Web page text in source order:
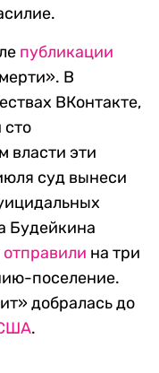
публикации
В
ВКонтакте,
сто
власти эти
суд вынеси
Будейкина
отправили на три
поселение.
добралась до
.